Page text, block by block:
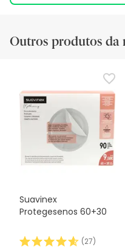
Outros produtos da
Suavinex
Protegesenos 60+30
(27)